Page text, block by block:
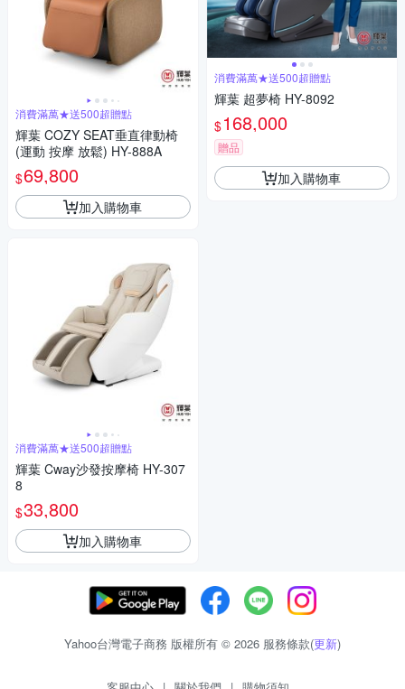
消費滿萬★送500超贈點
輝葉 COZY SEAT垂直律動椅
(運動 按摩 放鬆) HY-888A
$69,800
加入購物車
消費滿萬★送500超贈點
輝葉 Cway沙發按摩椅 HY-307
8
$33,800
加入購物車
消費滿萬★送500超贈點
輝葉 超夢椅 HY-8092
$168,000
贈品
加入購物車
Yahoo台灣電子商務 版權所有 © 2026 服務條款(更新)